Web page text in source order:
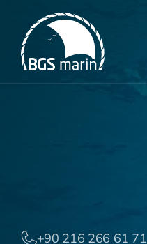
+90 216 266 61 71